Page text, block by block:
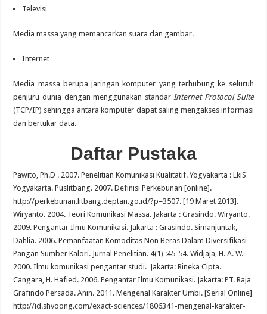
Televisi
Media massa yang memancarkan suara dan gambar.
Internet
Media massa berupa jaringan komputer yang terhubung ke seluruh
penjuru dunia dengan menggunakan standarInternet Protocol Suite
(TCP/IP) sehingga antara komputer dapat saling mengakses informasi
dan bertukar data.
Daftar Pustaka
Pawito, Ph.D . 2007. Penelitian Komunikasi Kualitatif. Yogyakarta : LkiS
Yogyakarta. Puslitbang. 2007. Definisi Perkebunan [online].
http://perkebunan.litbang.deptan.go.id/?p=3507. [19 Maret 2013].
Wiryanto. 2004. Teori Komunikasi Massa. Jakarta : Grasindo. Wiryanto.
2009. Pengantar Ilmu Komunikasi. Jakarta : Grasindo. Simanjuntak,
Dahlia. 2006. Pemanfaatan Komoditas Non Beras Dalam Diversifikasi
Pangan Sumber Kalori. Jurnal Penelitian. 4(1) :45-54. Widjaja, H. A. W.
2000. Ilmu komunikasi pengantar studi. Jakarta: Rineka Cipta.
Cangara, H. Hafied. 2006. Pengantar Ilmu Komunikasi. Jakarta: PT. Raja
Grafindo Persada. Anin. 2011. Mengenal Karakter Umbi. [Serial Online]
http://id.shvoong.com/exact-sciences/1806341-mengenal-karakter-